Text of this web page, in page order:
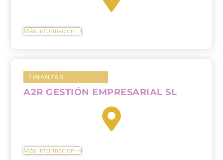
Más información
FINANZAS
A2R GESTIÓN EMPRESARIAL SL
Más información